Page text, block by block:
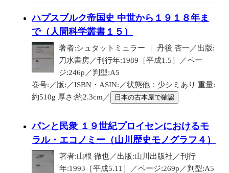
ハプスブルク帝国史 中世から１９１８年ま
で（人間科学叢書１５）
著者:シュタットミュラー ｜ 丹後 杏一／出版:
刀水書房／刊行年:1989［平成1.5］／ペー
ジ:246p／判型:A5
巻号:／版:／ISBN・ASIN:／状態他：少シミあり 重量:
約510g 厚さ:約2.3cm／
日本の古本屋で確認
パンと民衆 １９世紀プロイセンにおけるモ
ラル・エコノミー（山川歴史モノグラフ４）
著者:山根 徹也／出版:山川出版社／刊行
年:1993［平成5.11］／ページ:269p／判型:A5